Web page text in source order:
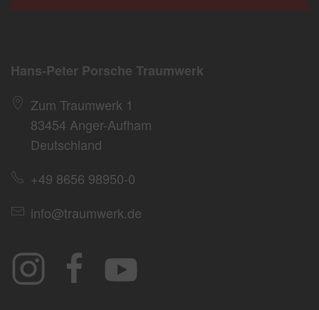
Hans-Peter Porsche Traumwerk
Zum Traumwerk 1
83454 Anger-Aufham
Deutschland
+49 8656 98950-0
info@traumwerk.de